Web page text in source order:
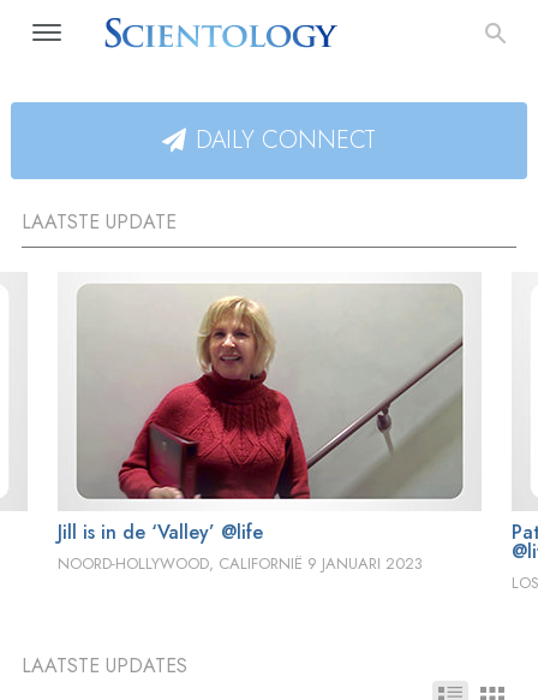
DAILY CONNECT
LAATSTE UPDATE
Jill is in de ‘Valley’ @life
NOORD-HOLLYWOOD, CALIFORNIË 9 JANUARI 2023
LAATSTE UPDATES